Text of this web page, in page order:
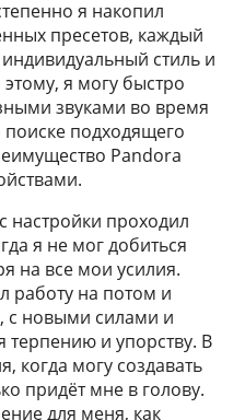
я накопил
пресетов, каждый
стиль и
я могу быстро
звуками во время
подходящего
Pandora
настройки проходил
я не мог добиться
на все мои усилия.
работу на потом и
с новыми силами и
терпению и упорству. В
когда могу создавать
придёт мне в голову.
для меня, как